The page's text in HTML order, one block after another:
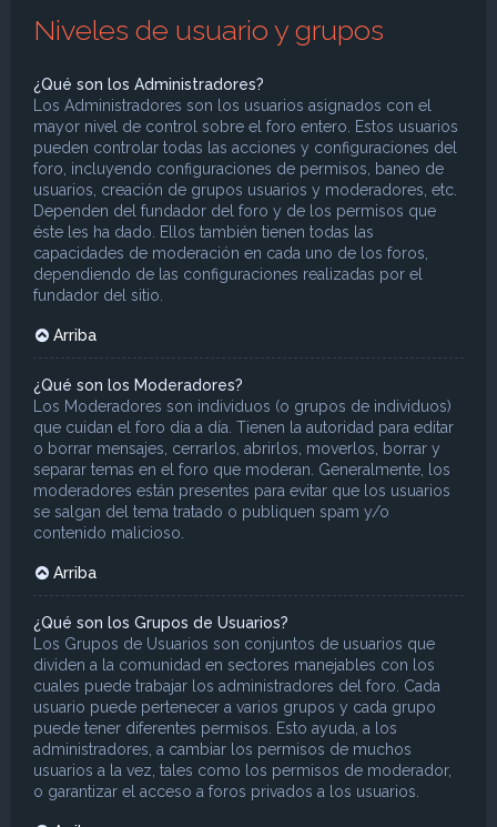
Niveles de usuario y grupos
¿Qué son los Administradores?
Los Administradores son los usuarios asignados con el
mayor nivel de control sobre el foro entero. Estos usuarios
pueden controlar todas las acciones y configuraciones del
foro, incluyendo configuraciones de permisos, baneo de
usuarios, creación de grupos usuarios y moderadores, etc.
Dependen del fundador del foro y de los permisos que
éste les ha dado. Ellos también tienen todas las
capacidades de moderación en cada uno de los foros,
dependiendo de las configuraciones realizadas por el
fundador del sitio.
Arriba
¿Qué son los Moderadores?
Los Moderadores son individuos (o grupos de individuos)
que cuidan el foro día a día. Tienen la autoridad para editar
o borrar mensajes, cerrarlos, abrirlos, moverlos, borrar y
separar temas en el foro que moderan. Generalmente, los
moderadores están presentes para evitar que los usuarios
se salgan del tema tratado o publiquen spam y/o
contenido malicioso.
Arriba
¿Qué son los Grupos de Usuarios?
Los Grupos de Usuarios son conjuntos de usuarios que
dividen a la comunidad en sectores manejables con los
cuales puede trabajar los administradores del foro. Cada
usuario puede pertenecer a varios grupos y cada grupo
puede tener diferentes permisos. Esto ayuda, a los
administradores, a cambiar los permisos de muchos
usuarios a la vez, tales como los permisos de moderador,
o garantizar el acceso a foros privados a los usuarios.